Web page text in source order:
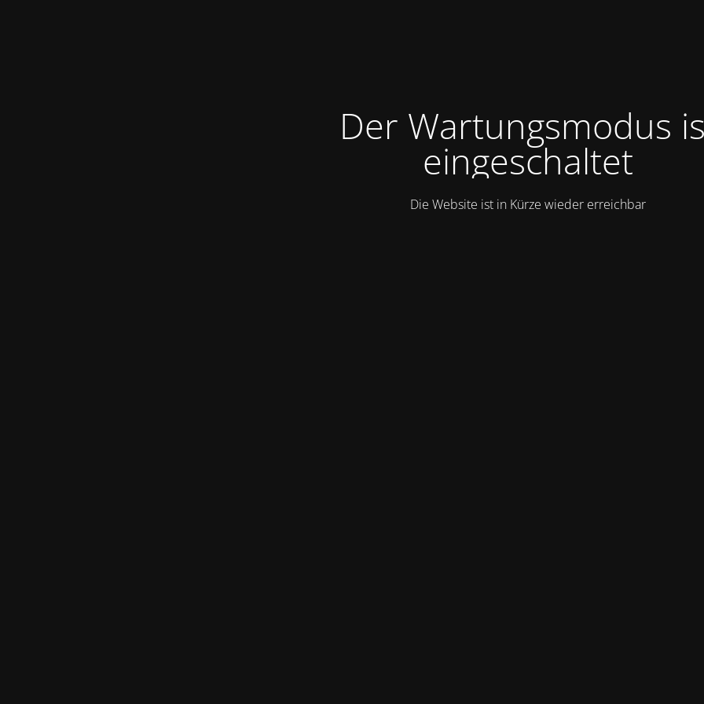
Der Wartungsmodus
eingeschaltet
Die Website ist in Kürze wieder erreichbar